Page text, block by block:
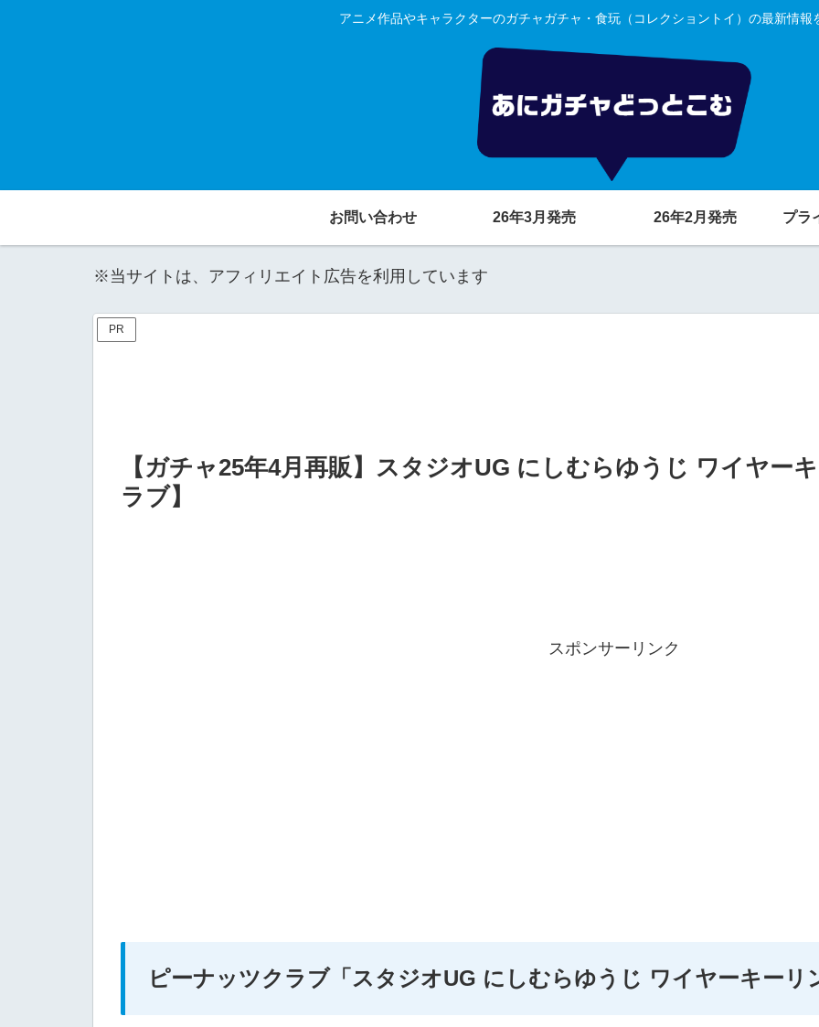
アニメ作品やキャラクターのガチャガチャ・食玩（コレクショントイ）の最新情報
お問い合わせ 26年3月発売 26年2月発売 プラ
※当サイトは、アフィリエイト広告を利用しています
PR
【ガチャ25年4月再販】スタジオUG にしむらゆうじ ワイヤー
ラブ】
スポンサーリンク
ピーナッツクラブ「スタジオUG にしむらゆうじ ワイヤーキーリ